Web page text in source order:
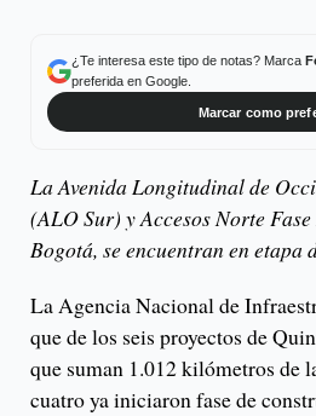
¿Te interesa este tipo de notas? Marca
preferida en Google.
Marcar como
La Avenida Longitudinal de
(ALO Sur) y Accesos Norte
Bogotá, se encuentran en etapa
La Agencia Nacional de
que de los seis proyectos de
que suman 1.012 kilómetros de
cuatro ya iniciaron fase de